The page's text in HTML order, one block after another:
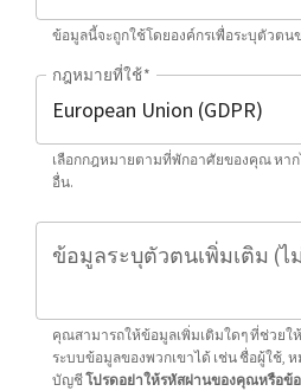
ข้อมูลนี้จะถูกใช้โดยองค์กรเพื่อระบุตัวตน
กฎหมายที่ใช้*
เลือกกฎหมายตามที่พักอาศัยของคุณ หาก
อื่น.
ข้อมูลระบุตัวตนเพิ่มเติม (ไ
คุณสามารถให้ข้อมูลเพิ่มเติมใดๆ ที่ช่วย
ระบบข้อมูลของพวกเขาได้ เช่น ชื่อผู้ใช้,
บัญชีโปรดอย่าให้รหัสผ่านของคุณหรือข้